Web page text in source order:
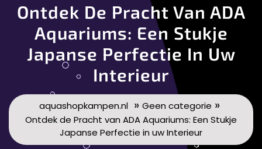
Ontdek De Pracht Van ADA
Aquariums: Een Stukje
Japanse Perfectie In Uw
Interieur
aquashopkampen.nl » Geen categorie »
Ontdek de Pracht van ADA Aquariums: Een Stukje
Japanse Perfectie in uw Interieur